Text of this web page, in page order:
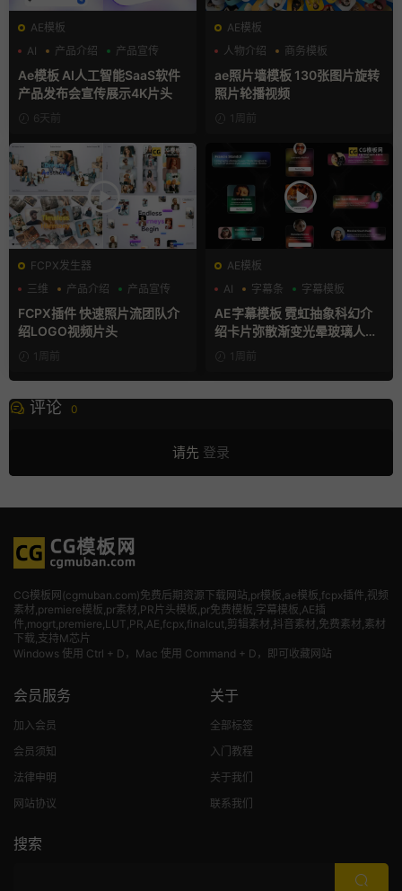
AE模板
AI
产品介绍 产品宣传
Ae模板 AI人工智能SaaS软件
产品发布会宣传展示4K片头
6天前
AE模板
人物介绍
商务模板
幻灯片
ae照片墙模板 130张图片旋转
照片轮播视频
1周前
FCPX发生器
三维
产品介绍 产品宣传
FCPX插件 快速照片流团队介
绍LOGO视频片头
1周前
AE模板
AI
字幕条 字幕模板
AE字幕模板 霓虹抽象科幻介
绍卡片弥散渐变光晕玻璃人名
1周前
评论 0
请先 登录
CG模板网(cgmuban.com)免费后期资源下载网站,pr模板,ae模板,fcpx插件,视频
素材 ,premiere模板,pr素材,PR片头模板,pr免费模板,字幕模板,AE插
件,mogrt,premiere,LUT,PR,AE,fcpx,finalcut,剪辑素材,抖音素材,免费素材,素材
下载,支持M芯片
Windows 使用 Ctrl + D，Mac 使用 Command + D，即可收藏网站
会员服务
加入会员
会员须知
法律申明
网站协议
关于
全部标签
入门教程
关于我们
联系我们
搜索